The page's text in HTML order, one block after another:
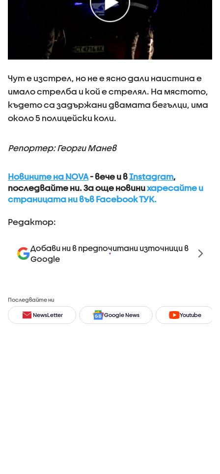
Чут е изстрел, но не е ясно дали наистина е
имало стрелба и кой е стрелял. На мястото,
където са задържани двамата бегълци, има
около 5 полицейски коли.
Репортер: Георги Манев
Новините на NOVA- вече и вInstagram,
последвайте ни.За още новинихаресайте и
страницата ни във Facebook ТУК.
Редактор:
Добави ни в предпочитани източници в
Google
Последвайте ни
NewsLetter Google News Youtube